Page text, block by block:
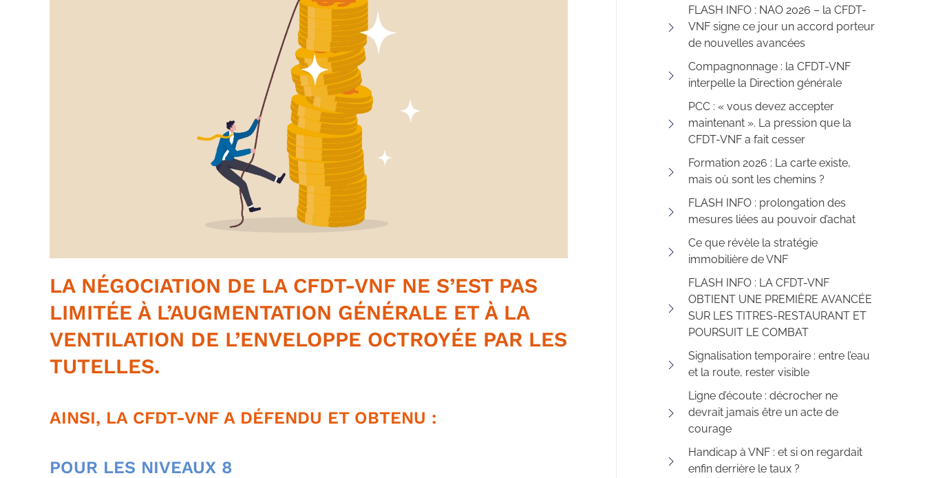
LA NÉGOCIATION DE LA CFDT-VNF NE S’EST PAS
LIMITÉE À L’AUGMENTATION GÉNÉRALE ET À LA
VENTILATION DE L’ENVELOPPE OCTROYÉE PAR LES
TUTELLES.
AINSI, LA CFDT-VNF A DÉFENDU ET OBTENU :
POUR LES NIVEAUX 8
FLASH INFO : NAO 2026 – la CFDT-
VNF signe ce jour un accord porteur
de nouvelles avancées
Compagnonnage : la CFDT-VNF
interpelle la Direction générale
PCC : « vous devez accepter
maintenant ». La pression que la
CFDT-VNF a fait cesser
Formation 2026 : La carte existe,
mais où sont les chemins ?
FLASH INFO : prolongation des
mesures liées au pouvoir d’achat
Ce que révèle la stratégie
immobilière de VNF
FLASH INFO : LA CFDT-VNF
OBTIENT UNE PREMIÈRE AVANCÉE
SUR LES TITRES-RESTAURANT ET
POURSUIT LE COMBAT
Signalisation temporaire : entre l’eau
et la route, rester visible
Ligne d’écoute : décrocher ne
devrait jamais être un acte de
courage
Handicap à VNF : et si on regardait
enfin derrière le taux ?